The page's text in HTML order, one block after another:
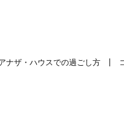
ナザ・ハウスでの過ごし方